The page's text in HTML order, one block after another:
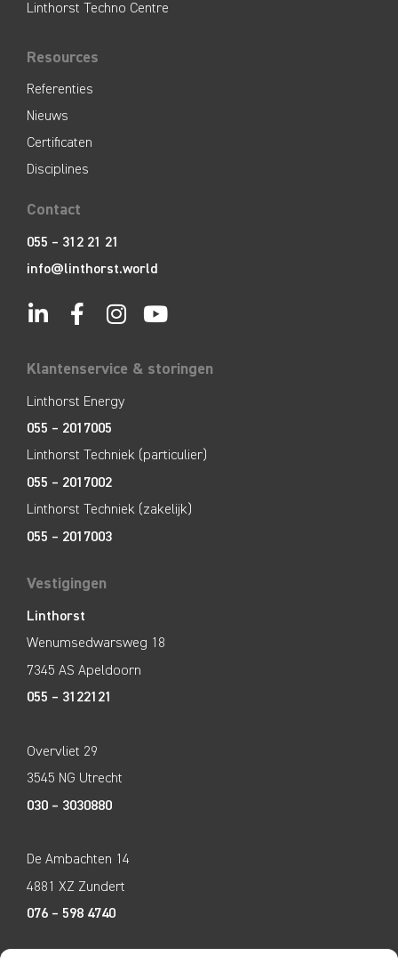
Linthorst Techno Centre
Resources
Referenties
Nieuws
Certificaten
Disciplines
Contact
055 – 312 21 21
info@linthorst.world
Klantenservice & storingen
Linthorst Energy
055 – 2017005
Linthorst Techniek (particulier)
055 – 2017002
Linthorst Techniek (zakelijk)
055 – 2017003
Vestigingen
Linthorst
Wenumsedwarsweg 18
7345 AS Apeldoorn
055 – 3122121
Overvliet 29
3545 NG Utrecht
030 – 3030880
De Ambachten 14
4881 XZ Zundert
076 – 598 4740